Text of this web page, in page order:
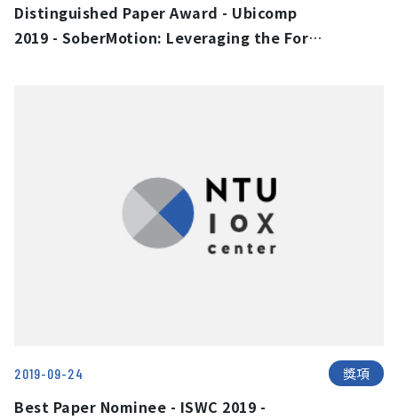
Distinguished Paper Award - Ubicomp
2019 - SoberMotion: Leveraging the Force
獎項
2019-09-24
Best Paper Nominee - ISWC 2019 -